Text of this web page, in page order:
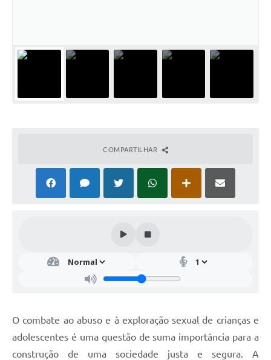
COMPARTILHAR
O combate ao abuso e à exploração sexual de crianças e
adolescentes é uma questão de suma importância para a
construção de uma sociedade justa e segura. A